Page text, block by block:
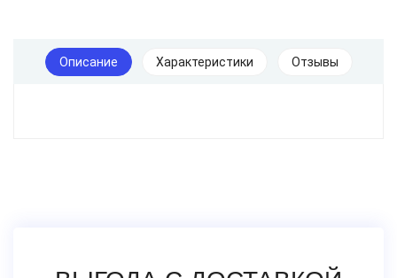
Описание Характеристики Отзывы